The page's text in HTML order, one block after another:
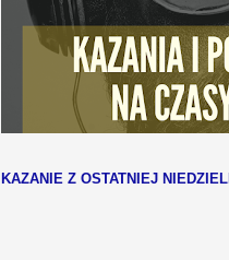
KAZANIE Z OSTATNIEJ NIEDZIELI